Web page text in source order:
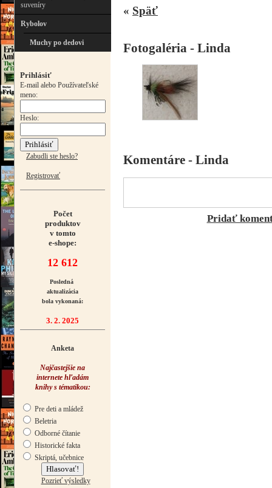
suveníry
Rybolov
Muchy po dedovi
Prihlásiť
E-mail alebo Používateľské
meno:
Heslo:
Zabudli ste heslo?
Registrovať
Počet
produktov
v tomto
e-shope:
12 612
Posledná
aktualizácia
bola vykonaná:
3. 2. 2025
Anketa
Najčastejšie na
internete hľadám
knihy s tématikou:
Pre deti a mládež
Beletria
Odborné čítanie
Historické fakta
Skriptá, učebnice
Pozrieť výsledky
« Späť
Fotogaléria - Linda
Komentáre - Linda
Pridať